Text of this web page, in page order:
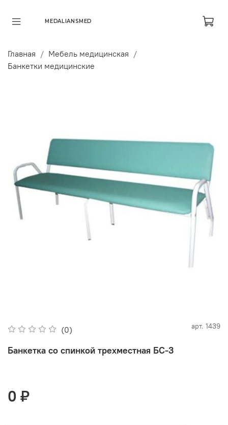
MEDALIANSMED
Главная
Мебель медицинская
Банкетки медицинские
(0) арт. 1439
Банкетка со спинкой трехместная БС-3
0 ₽